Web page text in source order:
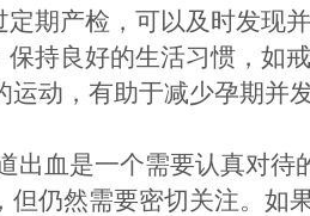
定期产检，可以及时发现
保持良好的生活习惯，如
运动，有助于减少孕期并
出血是一个需要认真对待
但仍然需要密切关注。如